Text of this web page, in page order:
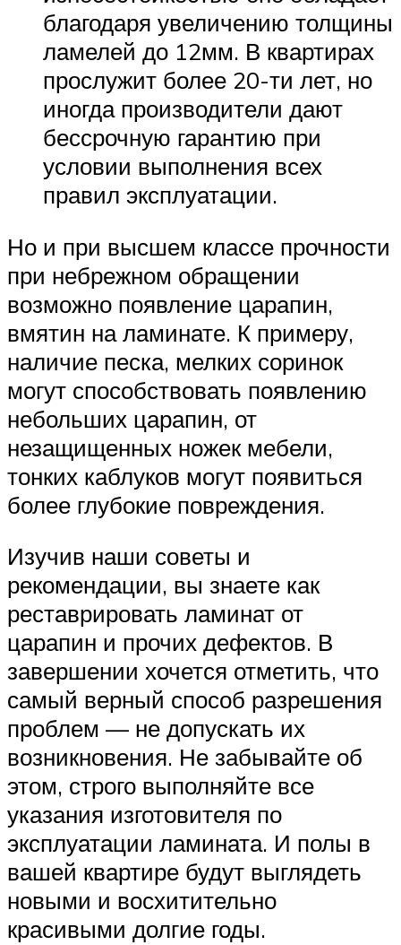
благодаря увеличению толщины
ламелей до 12мм. В квартирах
прослужит более 20-ти лет, но
иногда производители дают
бессрочную гарантию при
условии выполнения всех
правил эксплуатации.
Но и при высшем классе прочности
при небрежном обращении
возможно появление царапин,
вмятин на ламинате. К примеру,
наличие песка, мелких соринок
могут способствовать появлению
небольших царапин, от
незащищенных ножек мебели,
тонких каблуков могут появиться
более глубокие повреждения.
Изучив наши советы и
рекомендации, вы знаете как
реставрировать ламинат от
царапин и прочих дефектов. В
завершении хочется отметить, что
самый верный способ разрешения
проблем — не допускать их
возникновения. Не забывайте об
этом, строго выполняйте все
указания изготовителя по
эксплуатации ламината. И полы в
вашей квартире будут выглядеть
новыми и восхитительно
красивыми долгие годы.